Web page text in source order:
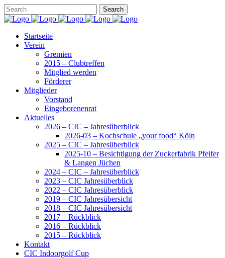
Startseite
Verein
Gremien
2015 – Clubtreffen
Mitglied werden
Förderer
Mitglieder
Vorstand
Eingeborenenrat
Aktuelles
2026 – CIC – Jahresüberblick
2026-03 – Kochschule „your food“ Köln
2025 – CIC – Jahresüberblick
2025-10 – Besichtigung der Zuckerfabrik Pfeifer
& Langen Jüchen
2024 – CIC – Jahresüberblick
2023 – CIC Jahresüberblick
2022 – CIC Jahresüberblick
2019 – CIC Jahresübersicht
2018 – CIC Jahresübersicht
2017 – Rückblick
2016 – Rückblick
2015 – Rückblick
Kontakt
CIC Indoorgolf Cup